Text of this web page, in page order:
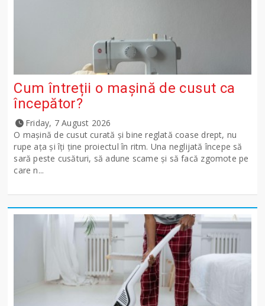
Cum întreții o mașină de cusut ca
începător?
Friday, 7 August 2026
O mașină de cusut curată și bine reglată coase drept, nu
rupe ața și îți ține proiectul în ritm. Una neglijată începe să
sară peste cusături, să adune scame și să facă zgomote pe
care n...